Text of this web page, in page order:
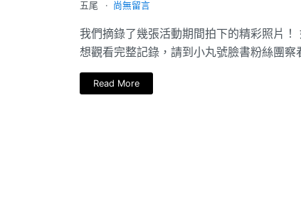
五尾 尚無留言
我們摘錄了幾張活動期間拍下的精彩照片！
想觀看完整記錄，請到小丸號臉書粉絲團察
Read More